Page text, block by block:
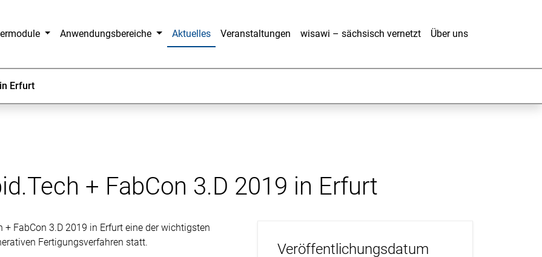
Anwendungsbereiche Aktuelles Veranstaltungen wisawi – sächsisch vernetzt Über uns
Erfurt
+ FabCon 3.D 2019 in Erfurt
FabCon 3.D 2019 in Erfurt eine der wichtigsten
Fertigungsverfahren statt.
Veröffentlichungsdatum